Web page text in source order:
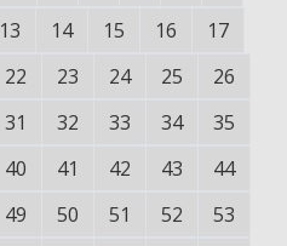
13 14 15 16
17
22 23 24 25
26
31 32 33 34
35
40 41 42 43
44
49 50 51 52
53